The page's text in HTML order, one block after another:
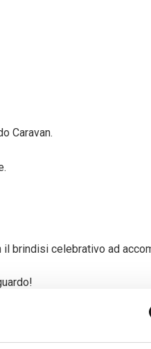
Caravan.
brindisi celebrativo ad